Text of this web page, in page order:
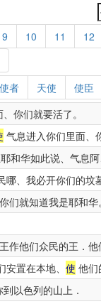
9 10 11 12
使者 天使 使臣
你们就要活了。
气息进入你们里面、
华如此说、气息
、我必开你们的坟墓
们就知道我是耶和华。
他们众民的王．
置在本地、 使 他们
以色列的山上．